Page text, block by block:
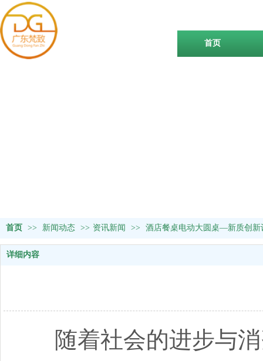
首页
首页 >> 新闻动态 >> 资讯新闻 >> 酒店餐桌电动大圆桌—新质创新
详细内容
随着社会的进步与消